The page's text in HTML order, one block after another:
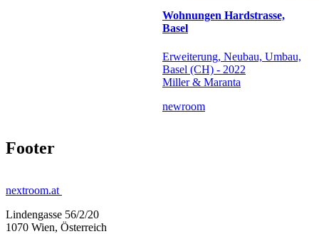
Wohnungen Hardstrasse,
Basel
Erweiterung, Neubau, Umbau,
Basel (CH) - 2022
Miller & Maranta
newroom
Footer
nextroom.at
Lindengasse 56/2/20
1070 Wien, Österreich